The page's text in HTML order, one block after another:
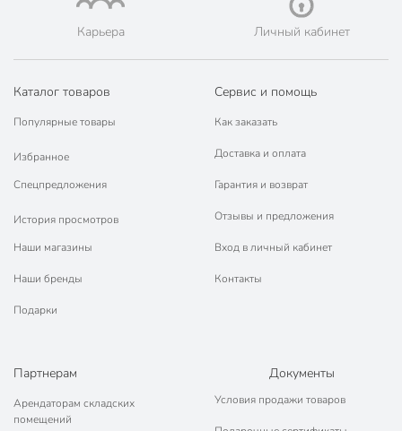
Карьера Личный кабинет
Каталог товаров
Популярные товары
Избранное
Спецпредложения
История просмотров
Наши магазины
Наши бренды
Подарки
Сервис и помощь
Как заказать
Доставка и оплата
Гарантия и возврат
Отзывы и предложения
Вход в личный кабинет
Контакты
Партнерам
Арендаторам складских
помещений
Документы
Условия продажи товаров